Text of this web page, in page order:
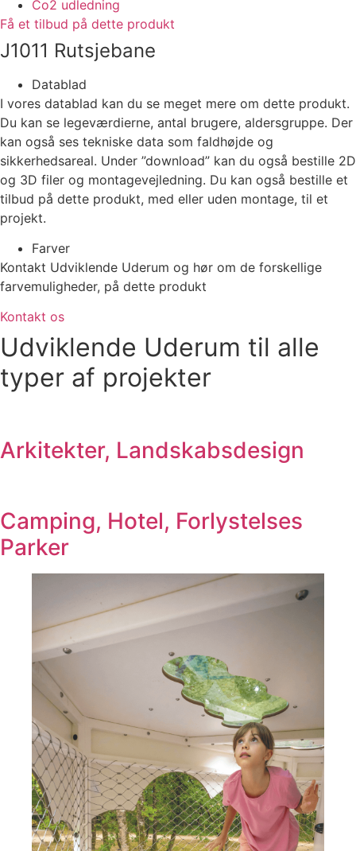
Co2 udledning
Få et tilbud på dette produkt
J1011 Rutsjebane
Datablad
I vores datablad kan du se meget mere om dette produkt.
Du kan se legeværdierne, antal brugere, aldersgruppe. Der
kan også ses tekniske data som faldhøjde og
sikkerhedsareal. Under ”download” kan du også bestille 2D
og 3D filer og montagevejledning. Du kan også bestille et
tilbud på dette produkt, med eller uden montage, til et
projekt.
Farver
Kontakt Udviklende Uderum og hør om de forskellige
farvemuligheder, på dette produkt
Kontakt os
Udviklende Uderum til alle
typer af projekter
Arkitekter, Landskabsdesign
Camping, Hotel, Forlystelses
Parker